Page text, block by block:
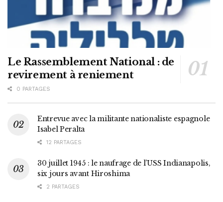
Le Rassemblement National : de
revirement à reniement
0 PARTAGES
Entrevue avec la militante nationaliste espagnole
Isabel Peralta
12 PARTAGES
30 juillet 1945 : le naufrage de l’USS Indianapolis,
six jours avant Hiroshima
2 PARTAGES